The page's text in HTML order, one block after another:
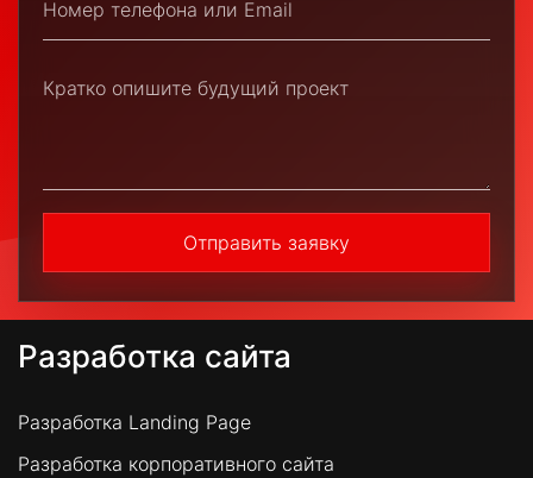
Отправить заявку
Разработка сайта
Разработка Landing Page
Разработка корпоративного сайта